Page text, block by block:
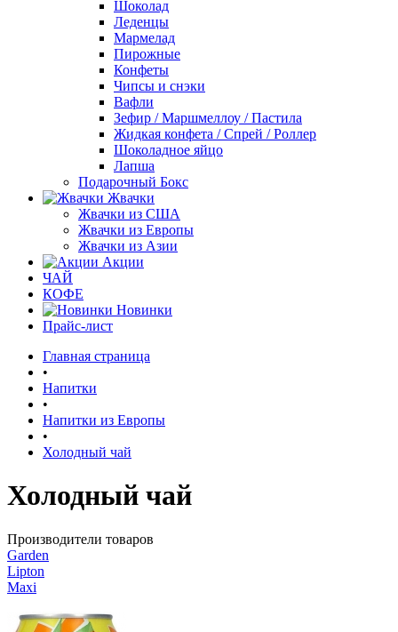
Шоколад
Леденцы
Мармелад
Пирожные
Конфеты
Чипсы и снэки
Вафли
Зефир / Маршмеллоу / Пастила
Жидкая конфета / Спрей / Роллер
Шоколадное яйцо
Лапша
Подарочный Бокс
Жвачки
Жвачки из США
Жвачки из Европы
Жвачки из Азии
Акции
ЧАЙ
КОФЕ
Новинки
Прайс-лист
Главная страница
•
Напитки
•
Напитки из Европы
•
Холодный чай
Холодный чай
Производители товаров
Garden
Lipton
Maxi